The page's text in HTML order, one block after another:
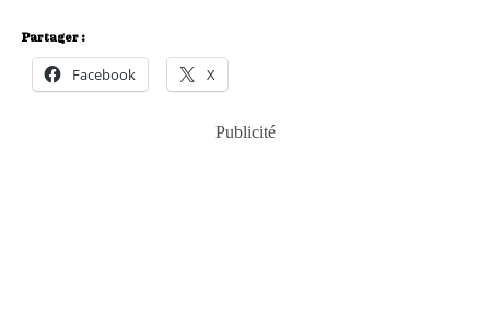
Partager :
Facebook X
Publicité